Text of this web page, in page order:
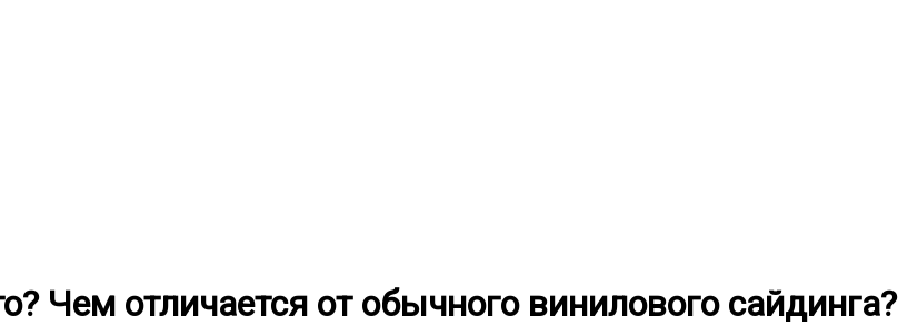
Чем отличается от обычного винилового сайдинга?